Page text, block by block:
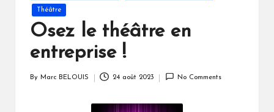
in
Théâtre
Osez le théâtre en
entreprise !
By Marc BELOUIS 24 août 2023 No Comments